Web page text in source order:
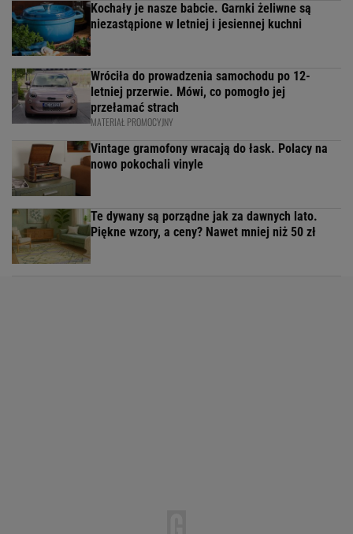
Kochały je nasze babcie. Garnki żeliwne są
niezastąpione w letniej i jesiennej kuchni
Wróciła do prowadzenia samochodu po 12-
letniej przerwie. Mówi, co pomogło jej
przełamać strach
MATERIAŁ PROMOCYJNY
Vintage gramofony wracają do łask. Polacy na
nowo pokochali vinyle
Te dywany są porządne jak za dawnych lato.
Piękne wzory, a ceny? Nawet mniej niż 50 zł